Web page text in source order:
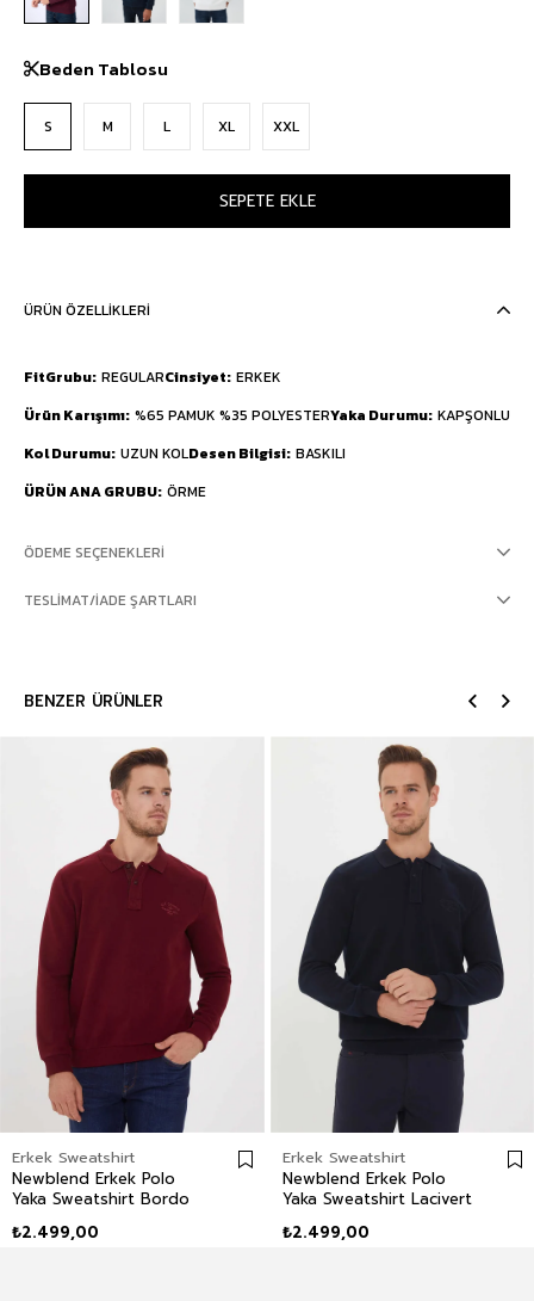
Beden Tablosu
S M L XL XXL
ÜRÜN ÖZELLIKLERI
FitGrubu REGULARCinsiyet ERKEK
Ürün Karışımı %65 PAMUK %35 POLYESTERYaka Durumu KAPŞONLU
Kol Durumu UZUN KOLDesen Bilgisi BASKILI
ÜRÜN ANA GRUBU ÖRME
ÖDEME SEÇENEKLERI
TESLIMAT/İADE ŞARTLARI
BENZER ÜRÜNLER
Erkek Sweatshirt
Newblend Erkek Polo
Yaka Sweatshirt Bordo
₺2.499,00
Erkek Sweatshirt
Newblend Erkek Polo
Yaka Sweatshirt Lacivert
₺2.499,00